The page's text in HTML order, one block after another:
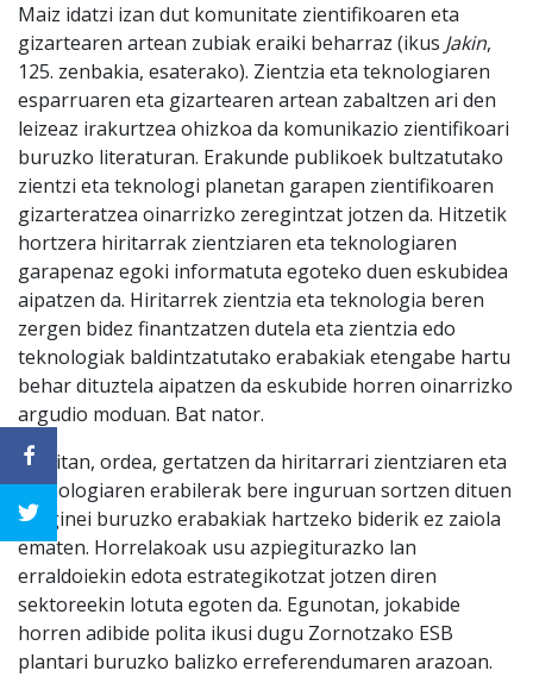
Maiz idatzi izan dut komunitate zientifikoaren eta
gizartearen artean zubiak eraiki beharraz (ikus Jakin,
125. zenbakia, esaterako). Zientzia eta teknologiaren
esparruaren eta gizartearen artean zabaltzen ari den
leizeaz irakurtzea ohizkoa da komunikazio zientifikoari
buruzko literaturan. Erakunde publikoek bultzatutako
zientzi eta teknologi planetan garapen zientifikoaren
gizarteratzea oinarrizko zeregintzat jotzen da. Hitzetik
hortzera hiritarrak zientziaren eta teknologiaren
garapenaz egoki informatuta egoteko duen eskubidea
aipatzen da. Hiritarrek zientzia eta teknologia beren
zergen bidez finantzatzen dutela eta zientzia edo
teknologiak baldintzatutako erabakiak etengabe hartu
behar dituztela aipatzen da eskubide horren oinarrizko
argudio moduan. Bat nator.
Sarritan, ordea, gertatzen da hiritarrari zientziaren eta
teknologiaren erabilerak bere inguruan sortzen dituen
eraginei buruzko erabakiak hartzeko biderik ez zaiola
ematen. Horrelakoak usu azpiegiturazko lan
erraldoiekin edota estrategikotzat jotzen diren
sektoreekin lotuta egoten da. Egunotan, jokabide
horren adibide polita ikusi dugu Zornotzako ESB
plantari buruzko balizko erreferendumaren arazoan.